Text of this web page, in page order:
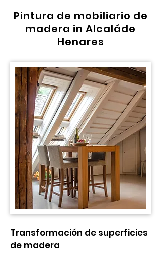
Pintura de mobiliario de
madera in Alcaláde
Henares
Transformación de superficies
de madera